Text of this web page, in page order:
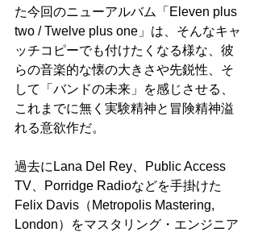
た今回のニューアルバム「Eleven plus
two / Twelve plus one」は、そんなキャ
ッチコピーでも付けたくなる様な、彼
らの音楽的な懐の大きさや先鋭性、そ
して「バンドの未来」を感じさせる、
これまでに無く実験精神と冒険精神溢
れる意欲作だ。
過去にLana Del Rey、Public Access
TV、Porridge Radioなどを手掛けた
Felix Davis （ Metropolis Mastering,
London）
をマスタリング・エンジニア